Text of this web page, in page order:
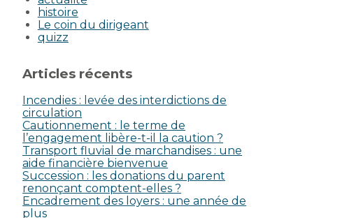
histoire
Le coin du dirigeant
quizz
Articles récents
Incendies : levée des interdictions de
circulation
Cautionnement : le terme de
l’engagement libère-t-il la caution ?
Transport fluvial de marchandises : une
aide financière bienvenue
Succession : les donations du parent
renonçant comptent-elles ?
Encadrement des loyers : une année de
plus